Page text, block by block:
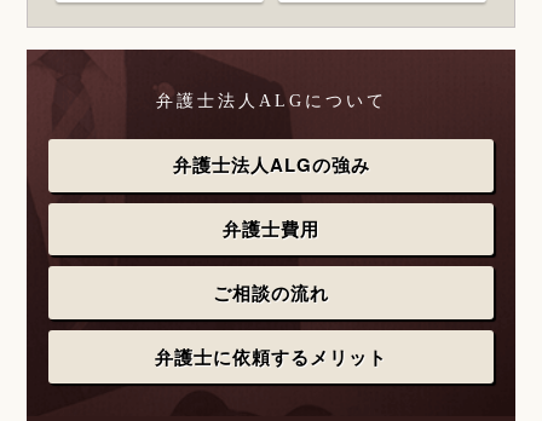
弁護士法人ALGについて
弁護士法人ALGの強み
弁護士費用
ご相談の流れ
弁護士に依頼するメリット